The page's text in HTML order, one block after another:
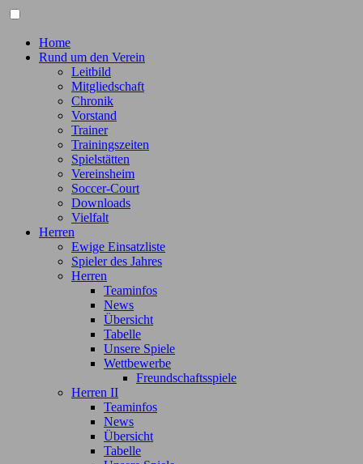
Home
Rund um den Verein
Leitbild
Mitgliedschaft
Chronik
Vorstand
Trainer
Trainingszeiten
Spielstätten
Vereinsheim
Soccer-Court
Downloads
Vielfalt
Herren
Ewige Einsatzliste
Spieler des Jahres
Herren
Teaminfos
News
Übersicht
Tabelle
Unsere Spiele
Wettbewerbe
Freundschaftsspiele
Herren II
Teaminfos
News
Übersicht
Tabelle